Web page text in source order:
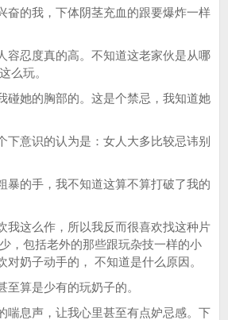
的我，下体阴茎充血的跟要爆炸一样
忍度真的高。不知道这老家伙是从哪
么玩。
她的胸部的。这是个禁忌，我知道她
意识的认为是：女人大多比较忌讳别
的手，我不知道这算不算打破了我的
这么作，所以我反而很喜欢找这种片
，包括老外的那些跟玩杂技一样的小
对奶子动手的， 不知道是什么原因。
算是少有的玩奶子的。
息声，让我心里甚至有点妒忌感。下